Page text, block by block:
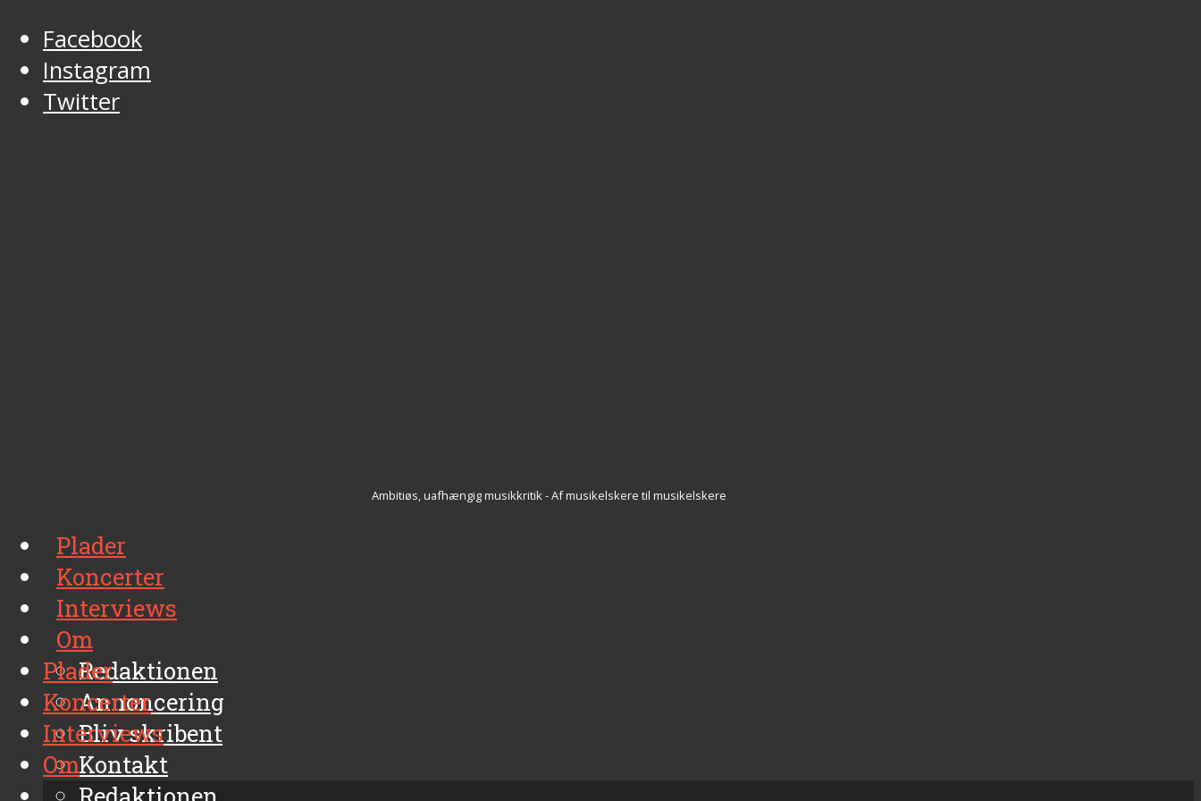
Facebook
Instagram
Twitter
Ambitiøs, uafhængig musikkritik - Af musikelskere til musikelskere
Plader
Koncerter
Interviews
Om
Redaktionen
Annoncering
Bliv skribent
Kontakt
Plader
Koncerter
Interviews
Om